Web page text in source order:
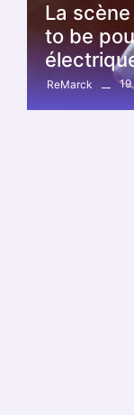
La
to be
ReMarck